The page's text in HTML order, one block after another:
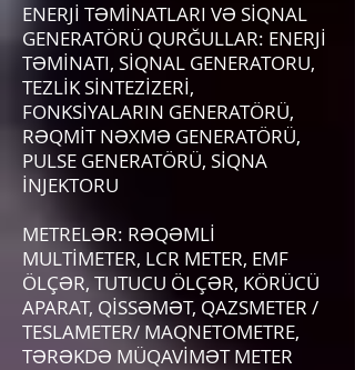
ENERJİ TƏMİNATLARI VƏ SİQNAL
GENERATÖRÜ QURĞULLAR: ENERJİ
TƏMİNATI, SİQNAL GENERATORU,
TEZLİK SİNTEZİZERİ,
FONKSİYALARIN GENERATÖRÜ,
RƏQMİT NƏXMƏ GENERATÖRÜ,
PULSE GENERATÖRÜ, SİQNA
İNJEKTORU
METRELƏR: RƏQƏMLİ
MULTİMETER, LCR METER, EMF
ÖLÇƏR, TUTUCU ÖLÇƏR, KÖRÜCÜ
APARAT, QİSSƏMƏT, QAZSMETER /
TESLAMETER/ MAQNETOMETRE,
TƏRƏKDƏ MÜQAVİMƏT METER